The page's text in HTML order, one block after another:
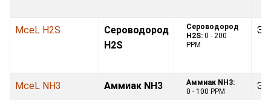
MceL H2S
Сероводород
H2S
Сероводород
H2S: 0 - 200
PPM
MceL NH3 Аммиак NH3
Аммиак NH3:
0 - 100 PPM